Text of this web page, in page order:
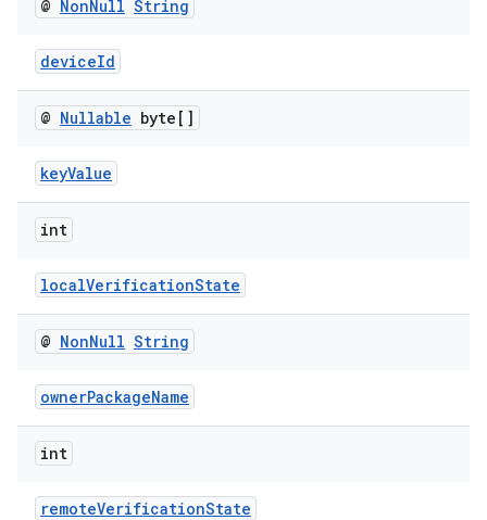
@ NonNull String
deviceId
@ Nullable byte[]
keyValue
int
localVerificationState
@ NonNull String
ownerPackageName
int
remoteVerificationState